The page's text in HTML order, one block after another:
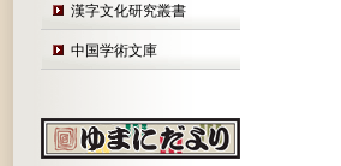
漢字文化研究叢書
中国学術文庫